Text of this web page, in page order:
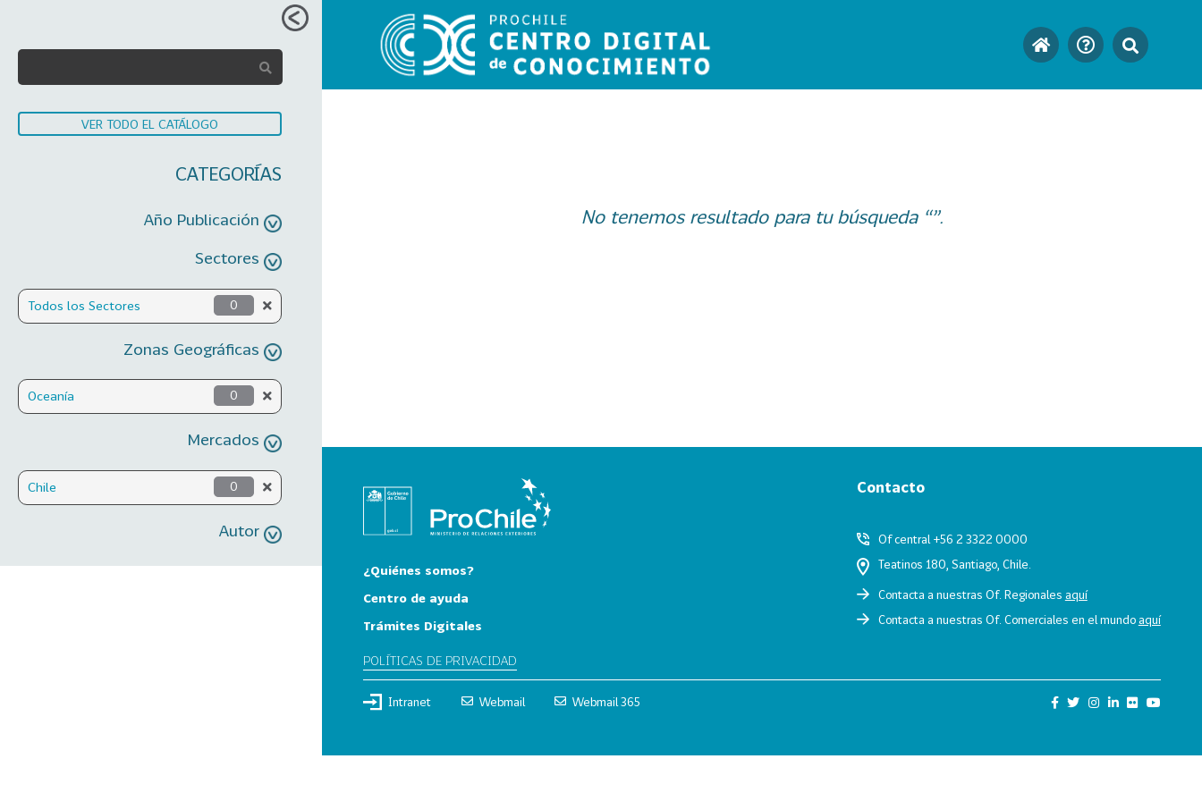
VER TODO EL CATÁLOGO
CATEGORÍAS
Año Publicación
Sectores
Todos los Sectores 0
Zonas Geográficas
Oceanía 0
Mercados
Chile 0
Autor
No tenemos resultado para tu búsqueda “”.
¿Quiénes somos?
Centro de ayuda
Trámites Digitales
POLÍTICAS DE PRIVACIDAD
Contacto
Of central +56 2 3322 0000
Teatinos 180, Santiago, Chile.
Contacta a nuestras Of. Regionales aquí
Contacta a nuestras Of. Comerciales en el mundoaquí
Intranet Webmail Webmail 365